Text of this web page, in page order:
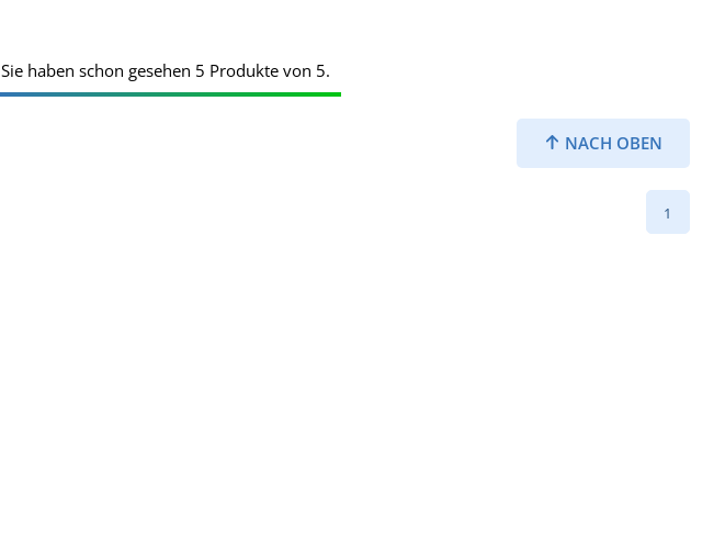
NACH OBEN
Sie haben schon gesehen 5 Produkte von 5.
1